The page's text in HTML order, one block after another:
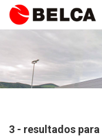
3 - resultados para